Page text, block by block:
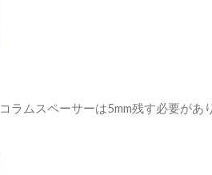
ラムスペーサーは5mm残す必要があ